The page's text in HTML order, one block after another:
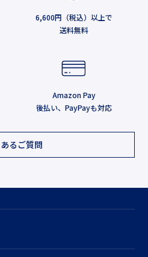
6,600円（税込）以上で
送料無料
Amazon Pay
後払い、PayPayも対応
るご質問